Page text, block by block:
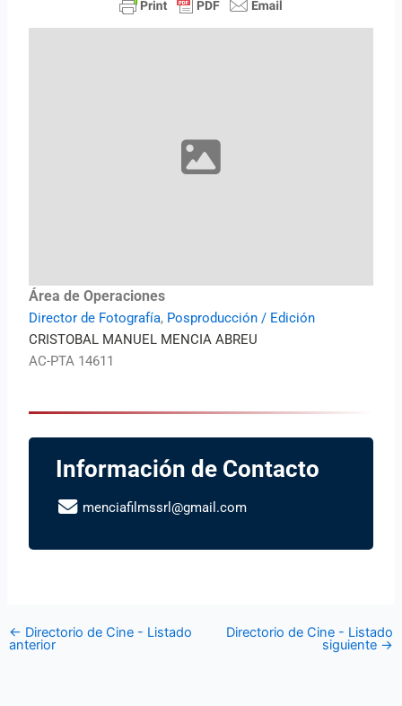
Área de Operaciones
Director de Fotografía, Posproducción / Edición
CRISTOBAL MANUEL MENCIA ABREU
AC-PTA 14611
Información de Contacto
menciafilmssrl@gmail.com
← Directorio de Cine - Listado
anterior
Directorio de Cine - Listado
siguiente →